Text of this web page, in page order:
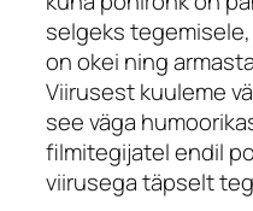
selgeks
on okei ning
Viirusest kuuleme
see väga
filmitegijatel endil
viirusega täpselt